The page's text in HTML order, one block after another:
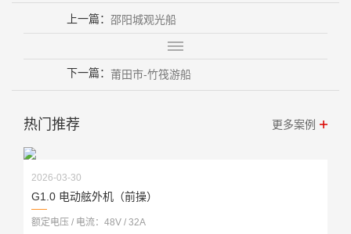
上一篇： 邵阳城观光船
下一篇： 莆田市-竹筏游船
热门推荐 更多案例
2026-03-30
G1.0 电动舷外机（前操）
额定电压 / 电流：48V / 32A